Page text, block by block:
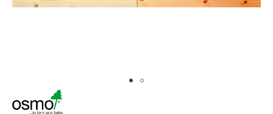
Anfang